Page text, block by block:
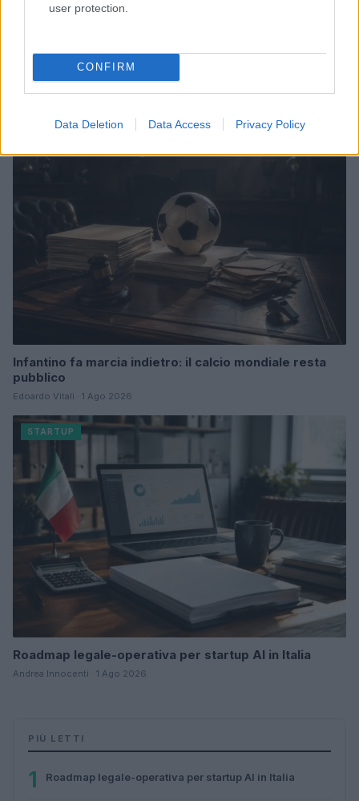
user protection.
CONFIRM
Data Deletion Data Access Privacy Policy
Startup IA: il valore strategico di paper e benchmark
aperti
Infantino fa marcia indietro: il calcio mondiale resta
pubblico
Edoardo Vitali · 1 Ago 2026
STARTUP
Roadmap legale-operativa per startup AI in Italia
Andrea Innocenti · 1 Ago 2026
PIÙ LETTI
1 Roadmap legale-operativa per startup AI in Italia